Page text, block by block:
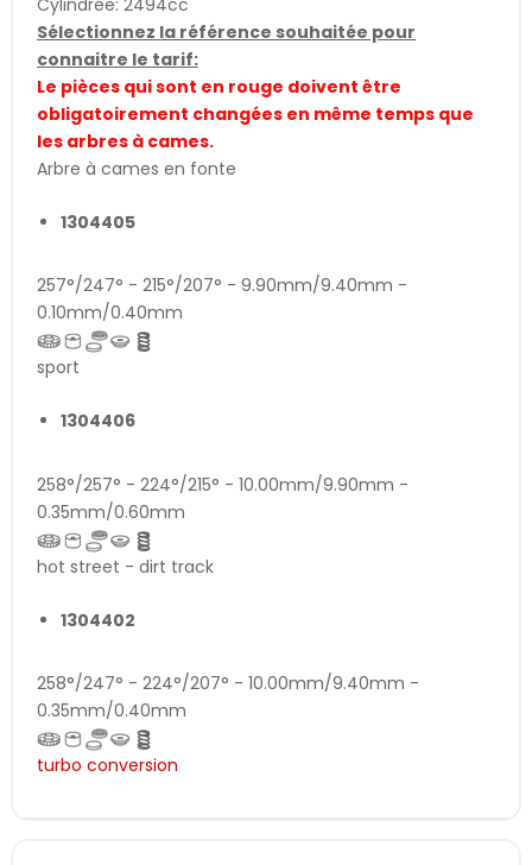
Sélectionnez la référence souhaitée pour
connaitre le tarif:
Le pièces qui sont en rouge doivent être
obligatoirement changées en même temps que
les arbres à cames.
Arbre à cames en fonte
1304405
257°/247° - 215°/207° - 9.90mm/9.40mm -
0.10mm/0.40mm
sport
1304406
258°/257° - 224°/215° - 10.00mm/9.90mm -
0.35mm/0.60mm
hot street - dirt track
1304402
258°/247° - 224°/207° - 10.00mm/9.40mm -
0.35mm/0.40mm
turbo conversion